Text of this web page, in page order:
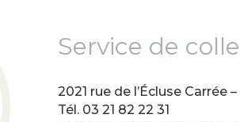
Service de
2021 rue de l’Écluse Carrée
Tél. 03 21 82 22 31